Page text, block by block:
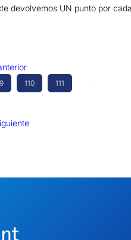
devolvemos UN punto por
110 111